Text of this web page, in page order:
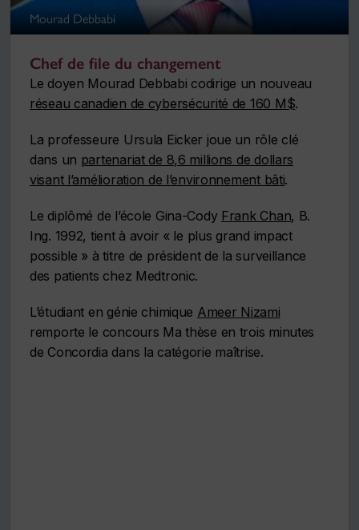
Mourad Debbabi
Chef de file du changement
Le doyen Mourad Debbabi codirige un nouveau
réseau canadien de cybersécurité de 160 M$.
La professeure Ursula Eicker joue un rôle clé
dans un partenariat de 8,6 millions de dollars
visant l’amélioration de l’environnement bâti.
Le diplômé de l’école Gina-Cody Frank Chan, B.
Ing. 1992, tient à avoir « le plus grand impact
possible » à titre de président de la surveillance
des patients chez Medtronic.
L’étudiant en génie chimique Ameer Nizami
remporte le concours Ma thèse en trois minutes
de Concordia dans la catégorie maîtrise.